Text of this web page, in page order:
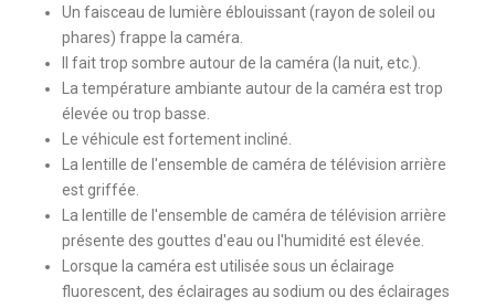
Un faisceau de lumière éblouissant (rayon de soleil ou
phares) frappe la caméra.
Il fait trop sombre autour de la caméra (la nuit, etc.).
La température ambiante autour de la caméra est trop
élevée ou trop basse.
Le véhicule est fortement incliné.
La lentille de l'ensemble de caméra de télévision arrière
est griffée.
La lentille de l'ensemble de caméra de télévision arrière
présente des gouttes d'eau ou l'humidité est élevée.
Lorsque la caméra est utilisée sous un éclairage
fluorescent, des éclairages au sodium ou des éclairages